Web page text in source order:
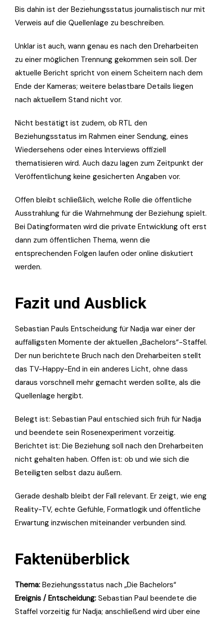
Bis dahin ist der Beziehungsstatus journalistisch nur mit
Verweis auf die Quellenlage zu beschreiben.
Unklar ist auch, wann genau es nach den Dreharbeiten
zu einer möglichen Trennung gekommen sein soll. Der
aktuelle Bericht spricht von einem Scheitern nach dem
Ende der Kameras; weitere belastbare Details liegen
nach aktuellem Stand nicht vor.
Nicht bestätigt ist zudem, ob RTL den
Beziehungsstatus im Rahmen einer Sendung, eines
Wiedersehens oder eines Interviews offiziell
thematisieren wird. Auch dazu lagen zum Zeitpunkt der
Veröffentlichung keine gesicherten Angaben vor.
Offen bleibt schließlich, welche Rolle die öffentliche
Ausstrahlung für die Wahrnehmung der Beziehung spielt.
Bei Datingformaten wird die private Entwicklung oft erst
dann zum öffentlichen Thema, wenn die
entsprechenden Folgen laufen oder online diskutiert
werden.
Fazit und Ausblick
Sebastian Pauls Entscheidung für Nadja war einer der
auffälligsten Momente der aktuellen „Bachelors“-Staffel.
Der nun berichtete Bruch nach den Dreharbeiten stellt
das TV-Happy-End in ein anderes Licht, ohne dass
daraus vorschnell mehr gemacht werden sollte, als die
Quellenlage hergibt.
Belegt ist: Sebastian Paul entschied sich früh für Nadja
und beendete sein Rosenexperiment vorzeitig.
Berichtet ist: Die Beziehung soll nach den Dreharbeiten
nicht gehalten haben. Offen ist: ob und wie sich die
Beteiligten selbst dazu äußern.
Gerade deshalb bleibt der Fall relevant. Er zeigt, wie eng
Reality-TV, echte Gefühle, Formatlogik und öffentliche
Erwartung inzwischen miteinander verbunden sind.
Faktenüberblick
Thema: Beziehungsstatus nach „Die Bachelors“
Ereignis / Entscheidung: Sebastian Paul beendete die
Staffel vorzeitig für Nadja; anschließend wird über eine